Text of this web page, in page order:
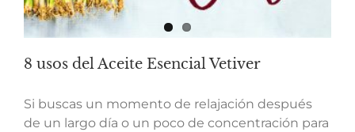
8 usos del Aceite Esencial Vetiver
Si buscas un momento de relajación después
de un largo día o un poco de concentración para